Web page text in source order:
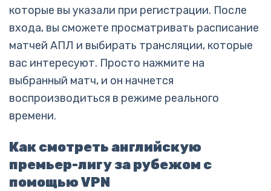
которые вы указали при регистрации. После
входа, вы сможете просматривать расписание
матчей АПЛ и выбирать трансляции, которые
вас интересуют. Просто нажмите на
выбранный матч, и он начнется
воспроизводиться в режиме реального
времени.
Как смотреть английскую
премьер-лигу за рубежом с
помощью VPN